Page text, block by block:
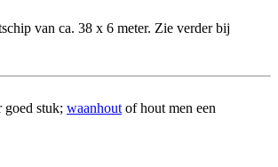
van ca. 38 x 6 meter. Zie verder bij
goed stuk; waanhout of hout men een